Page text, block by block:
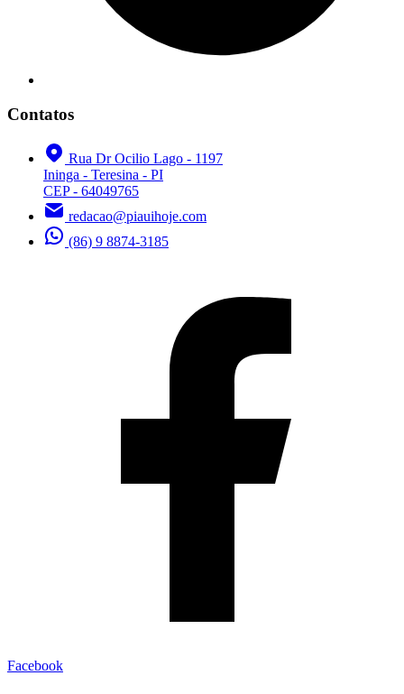
Contatos
Rua Dr Ocilio Lago - 1197
Ininga - Teresina - PI
CEP - 64049765
redacao@piauihoje.com
(86) 9 8874-3185
Facebook